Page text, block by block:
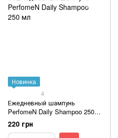
Новинка
4
Ежедневный шампунь
PerfomeN Daily Shampoo 250
мл
220 грн